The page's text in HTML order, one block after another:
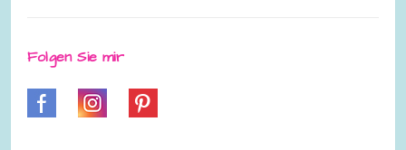
Folgen Sie mir